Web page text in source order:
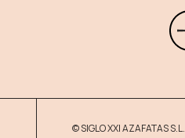
© SIGLO XXI AZAFATAS S.L.